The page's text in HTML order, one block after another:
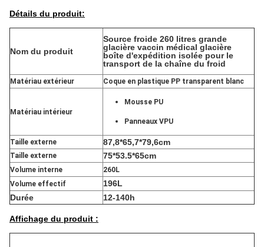
Détails du produit:
Nom du produit
Source froide 260 litres grande
glacière vaccin médical glacière
boîte d'expédition isolée pour le
transport de la chaîne du froid
Matériau extérieur Coque en plastique PP transparent blanc
Matériau intérieur
Mousse PU
Panneaux VPU
Taille externe 87,8*65,7*79,6cm
Taille externe 75*53.5*65cm
Volume interne
260L
Volume effectif
196L
Durée
12-140h
Affichage du produit :